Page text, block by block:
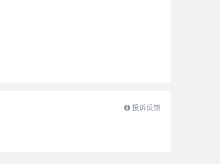
投诉反馈